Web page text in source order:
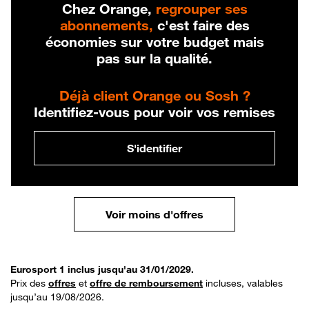
Chez Orange, regrouper ses
abonnements, c'est faire des
économies sur votre budget mais
pas sur la qualité.
Déjà client Orange ou Sosh ?
Identifiez-vous pour voir vos remises
S'identifier
Voir moins d'offres
Eurosport 1 inclus jusqu'au 31/01/2029.
Prix des offres et offre de remboursement incluses, valables
jusqu’au 19/08/2026.